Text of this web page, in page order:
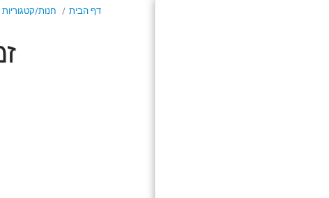
דף הבית חנות/קטגוריות